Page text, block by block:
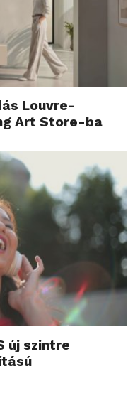
Louvre-
Art Store-ba
új szintre